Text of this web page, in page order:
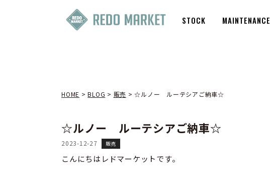
STOCK MAINTENANCE
HOME >BLOG > 販売 >☆ルノー ルーテシアご納車☆
☆ルノー ルーテシアご納車☆
2023-12-27 販売
こんにちはレドマーケットです。